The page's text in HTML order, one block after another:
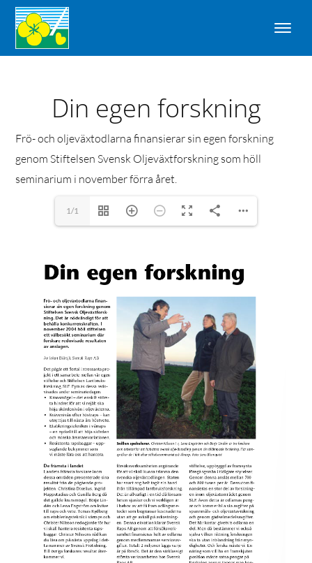
Din egen forskning
Frö- och oljeväxtodlarna finansierar sin egen forskning
genom Stiftelsen Svensk Oljeväxtforskning som höll
seminarium i november förra året.
1/1